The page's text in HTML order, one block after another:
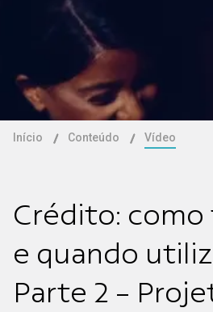
Início Conteúdo Vídeo
Crédito:
e quando
Parte 2 -